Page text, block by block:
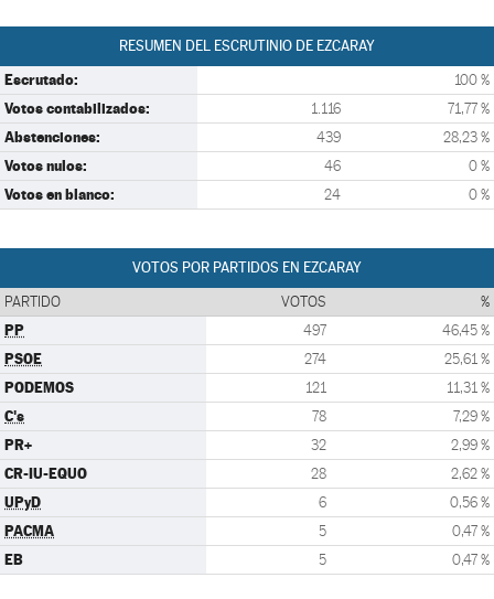
RESUMEN DEL ESCRUTINIO DE EZCARAY
Escrutado: 100 %
Votos contabilizados: 1.116 71,77 %
Abstenciones: 439 28,23 %
Votos nulos: 46 0 %
Votos en blanco: 24 0 %
VOTOS POR PARTIDOS EN EZCARAY
PARTIDO VOTOS %
PP 497 46,45 %
PSOE 274 25,61 %
PODEMOS 121 11,31 %
C's 78 7,29 %
PR+ 32 2,99 %
CR-IU-EQUO 28 2,62 %
UPyD 6 0,56 %
PACMA 5 0,47 %
EB 5 0,47 %